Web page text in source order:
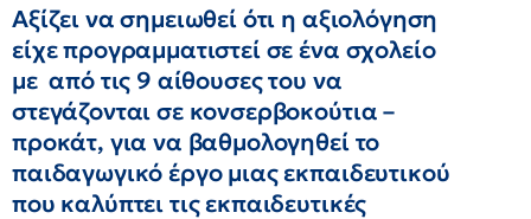
Αξίζει να σημειωθεί ότι η αξιολόγηση
είχε προγραμματιστεί σε ένα σχολείο
με από τις 9 αίθουσες του να
στεγάζονται σε κονσερβοκούτια –
προκάτ, για να βαθμολογηθεί το
παιδαγωγικό έργο μιας εκπαιδευτικού
που καλύπτει τις εκπαιδευτικές